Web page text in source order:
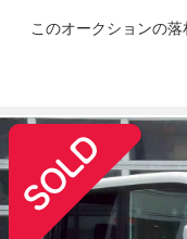
このオークションの